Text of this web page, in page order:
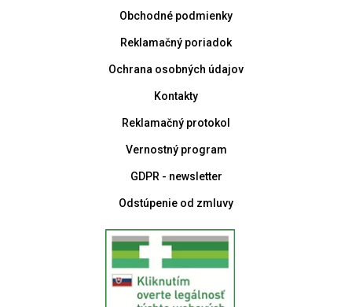
Obchodné podmienky
Reklamačný poriadok
Ochrana osobných údajov
Kontakty
Reklamačný protokol
Vernostný program
GDPR - newsletter
Odstúpenie od zmluvy